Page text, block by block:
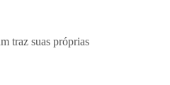
traz suas próprias